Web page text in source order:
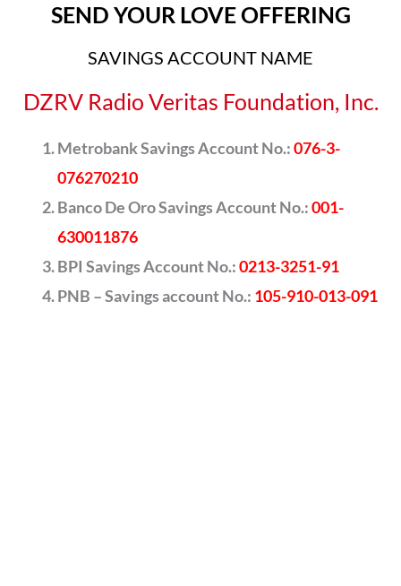
SEND YOUR LOVE OFFERING
SAVINGS ACCOUNT NAME
DZRV Radio Veritas Foundation, Inc.
Metrobank Savings Account No.:076-3-
076270210
Banco De Oro Savings Account No.:001-
630011876
BPI Savings Account No.:0213-3251-91
PNB – Savings account No.: 105-910-013-091